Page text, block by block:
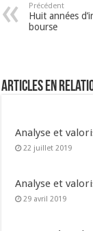
Précédent
Huit années
bourse
Articles en
Analyse et
22 juillet 2019
Analyse et
29 avril 2019